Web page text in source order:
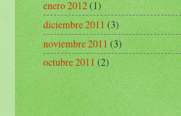
enero 2012(1)
diciembre 2011(3)
noviembre 2011(3)
octubre 2011(2)